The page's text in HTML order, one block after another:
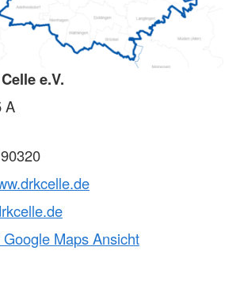
e.V.
A
Maps Ansicht